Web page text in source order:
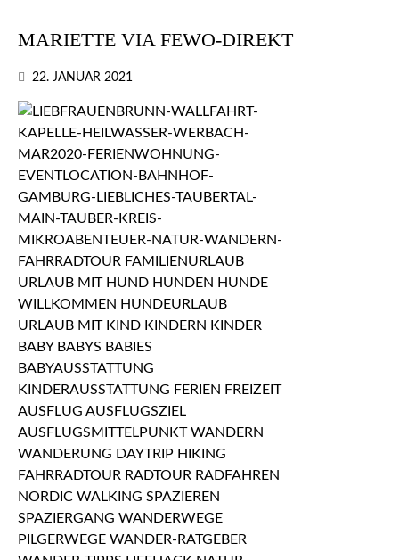
MARIETTE VIA FEWO-DIREKT
22. JANUAR 2021